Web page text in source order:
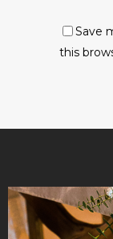
Save
this